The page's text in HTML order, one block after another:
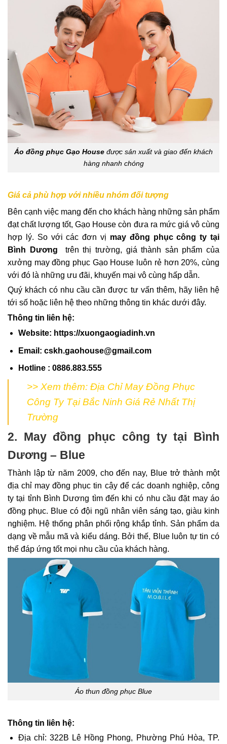
Áo đồng phục Gạo House được sản xuất và giao đến khách
hàng nhanh chóng
Giá cả phù hợp với nhiều nhóm đối tượng
Bên cạnh việc mang đến cho khách hàng những sản phẩm
đạt chất lượng tốt, Gạo House còn đưa ra mức giá vô cùng
hợp lý. So với các đơn vị may đồng phục công ty tại
Bình Dương trên thị trường, giá thành sản phẩm của
xưởng may đồng phục Gạo House luôn rẻ hơn 20%, cùng
với đó là những ưu đãi, khuyến mại vô cùng hấp dẫn.
Quý khách có nhu cầu cần được tư vấn thêm, hãy liên hệ
tới số hoặc liên hệ theo những thông tin khác dưới đây.
Thông tin liên hệ:
Website: https://xuongaogiadinh.vn
Email: cskh.gaohouse@gmail.com
Hotline : 0886.883.555
>> Xem thêm: Địa Chỉ May Đồng Phục
Công Ty Tại Bắc Ninh Giá Rẻ Nhất Thị
Trường
2. May đồng phục công ty tại Bình
Dương – Blue
Thành lập từ năm 2009, cho đến nay, Bluetrở thành một
địa chỉ may đồng phục tin cậy để các doanh nghiệp, công
ty tại tỉnh Bình Dương tìm đến khi có nhu cầu đặt may áo
đồng phục. Blue có đội ngũ nhân viên sáng tạo, giàu kinh
nghiệm. Hệ thống phân phối rộng khắp tỉnh. Sản phẩm da
dạng về mẫu mã và kiểu dáng. Bởi thế, Blue luôn tự tin có
thể đáp ứng tốt mọi nhu cầu của khách hàng.
Áo thun đồng phục Blue
Thông tin liên hệ:
Địa chỉ: 322B Lê Hồng Phong, Phường Phú Hòa, TP.